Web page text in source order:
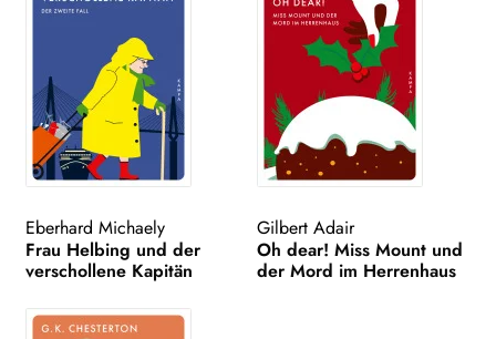
Eberhard Michaely
Frau Helbing und der
verschollene Kapitän
Gilbert Adair
Oh dear! Miss Mount und
der Mord im Herrenhaus